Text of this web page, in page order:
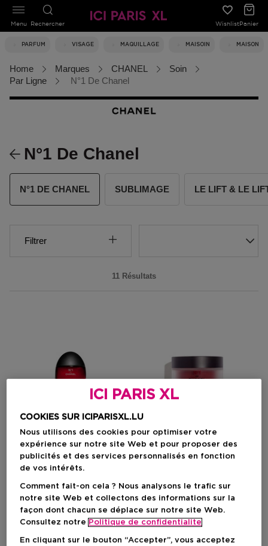
Rechercher WishlistPanier
PARFUM VISAGE MAQUILLAGE MAISOIN MAISON
Menu
Home Marques CHANEL
Soin
Par Ligne
N°1 De Chanel
N°1 De Chanel
N°1 DE CHANEL SUBLIMAGE LE LIFT & LE
Filtrer
11 Résultats
N°1 De Chanel Sérum-En-Brume Au Camélia Rouge
Protège – Apaise – Ravive
L’éclat
N°1 De Chanel Crème Au Camélia
Repulpe – Lisse – Protège
ICI PARIS XL
COOKIES SUR ICIPARISXL.LU
Nous utilisons des cookies pour optimiser votre
expérience sur notre site Web et pour proposer des
publicités et des services personnalisés en fonction
de vos intérêts.
Comment fait-on cela ? Nous analysons le trafic sur
notre site Web et collectons des informations sur la
façon dont chacun se déplace sur notre site Web.
Consultez notre Politique de confidentialite
En cliquant sur le bouton “Accepter”, vous acceptez